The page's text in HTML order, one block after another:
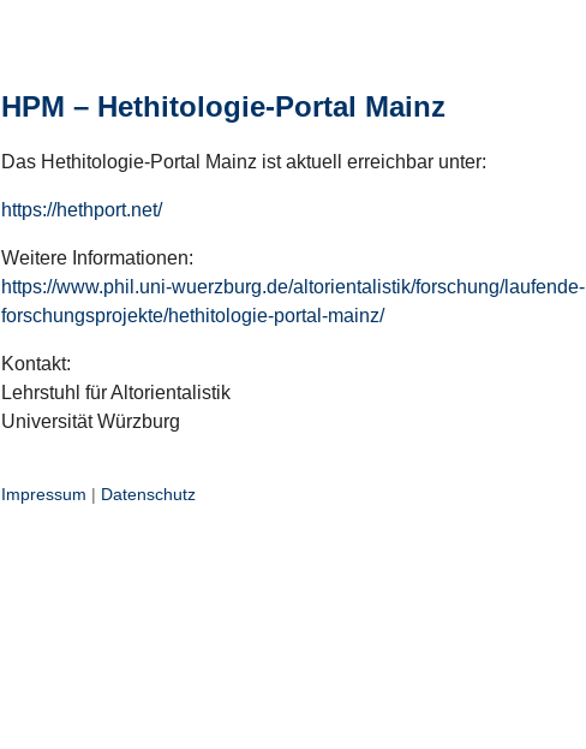
HPM – Hethitologie-Portal Mainz
Das Hethitologie-Portal Mainz ist aktuell erreichbar unter:
https://hethport.net/
Weitere Informationen:
https://www.phil.uni-wuerzburg.de/altorientalistik/forschung/laufende-
forschungsprojekte/hethitologie-portal-mainz/
Kontakt:
Lehrstuhl für Altorientalistik
Universität Würzburg
Impressum | Datenschutz